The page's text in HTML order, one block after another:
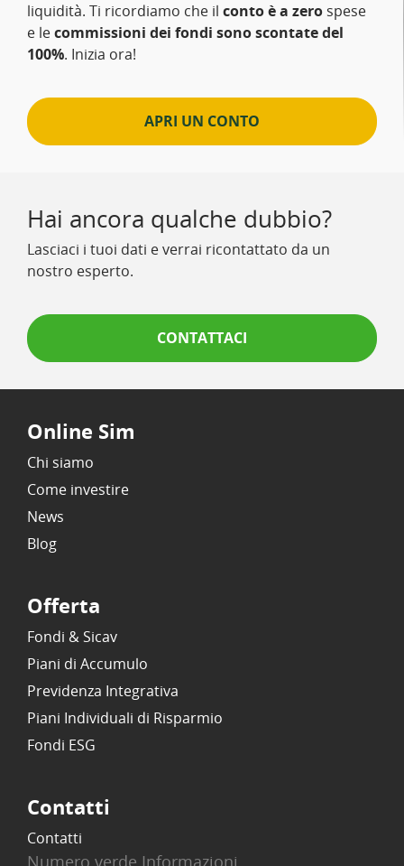
liquidità. Ti ricordiamo che il conto è a zero spese
e lecommissioni dei fondi sono scontate del
100%. Inizia ora!
APRI UN CONTO
Hai ancora qualche dubbio?
Lasciaci i tuoi dati e verrai ricontattato da un
nostro esperto.
CONTATTACI
Online Sim
Chi siamo
Come investire
News
Blog
Offerta
Fondi & Sicav
Piani di Accumulo
Previdenza Integrativa
Piani Individuali di Risparmio
Fondi ESG
Contatti
Contatti
Numero verde Informazioni